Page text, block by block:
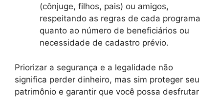
(cônjuge, filhos, pais) ou amigos,
respeitando as regras de cada programa
quanto ao número de beneficiários ou
necessidade de cadastro prévio.
Priorizar a segurança e a legalidade não
significa perder dinheiro, mas sim proteger seu
patrimônio e garantir que você possa desfrutar